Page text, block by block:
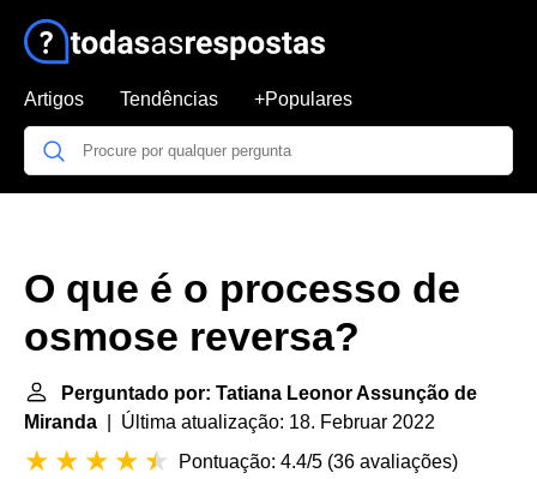
Artigos Tendências +Populares
O que é o processo de
osmose reversa?
Perguntado por: Tatiana Leonor Assunção de
Miranda | Última atualização: 18. Februar 2022
Pontuação: 4.4/5 (36 avaliações)